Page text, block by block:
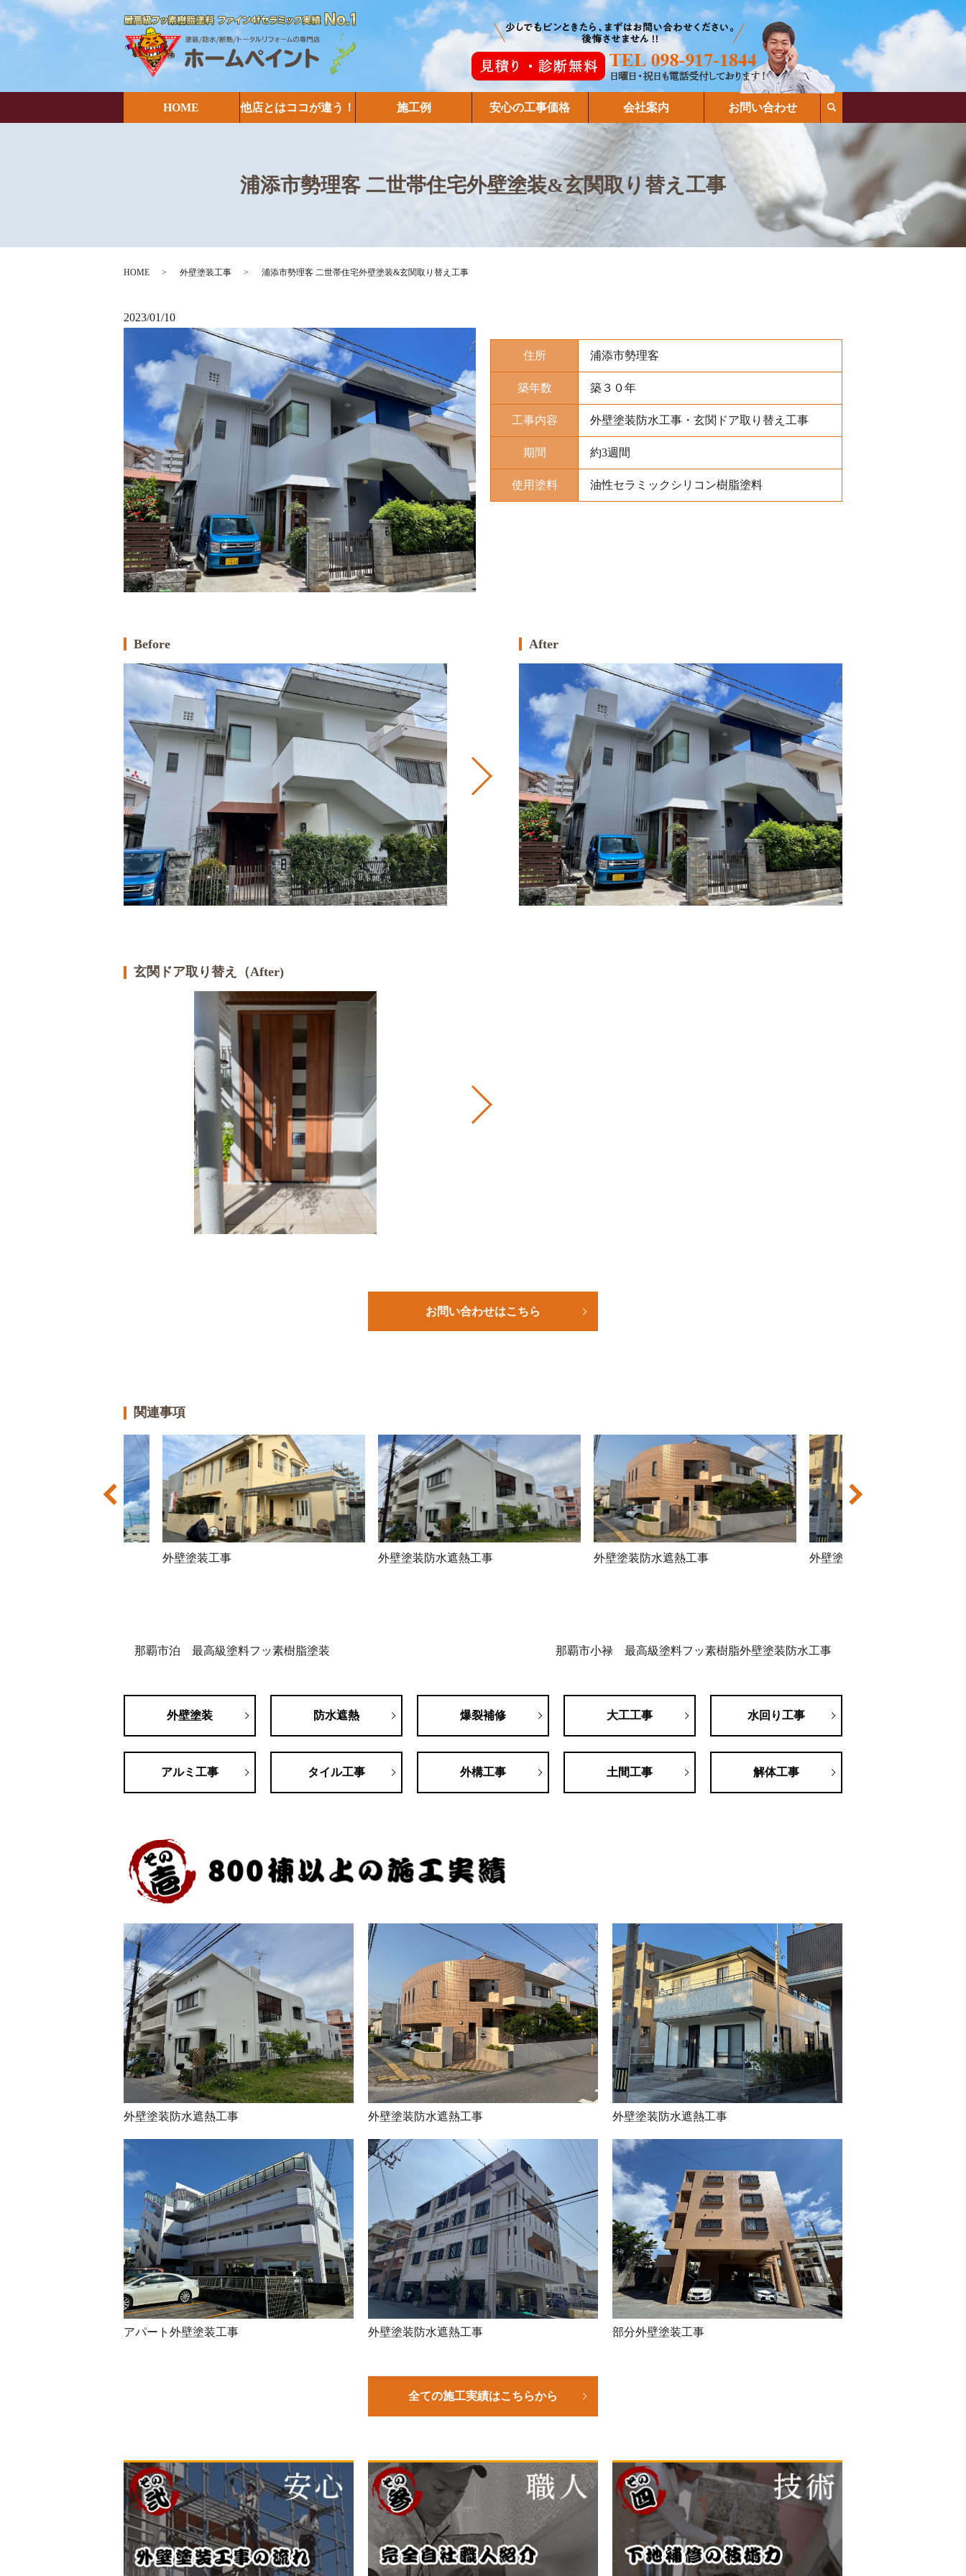
HOME 他店とはココが違う！ 施工例 安心の工事価格 会社案内 お問い合わせ
浦添市勢理客 二世帯住宅外壁塗装&玄関取り替え工事
HOME 外壁塗装工事 浦添市勢理客 二世帯住宅外壁塗装&玄関取り替え工事
2023/01/10
住所 浦添市勢理客
築年数 築３０年
工事内容 外壁塗装防水工事・玄関ドア取り替え工事
期間 約3週間
使用塗料 油性セラミックシリコン樹脂塗料
Before After
玄関ドア取り替え（After)
お問い合わせはこちら
関連事項
外壁塗装防水遮熱工事 外壁塗装防水遮熱工事 外壁塗装防水遮熱工事 アパート外壁塗装工事
那覇市泊 最高級塗料フッ素樹脂塗装 那覇市小禄 最高級塗料フッ素樹脂外壁塗装防水工事
外壁塗装 防水遮熱 爆裂補修 大工工事 水回り工事
アルミ工事 タイル工事 外構工事 土間工事 解体工事
外壁塗装防水遮熱工事 外壁塗装防水遮熱工事 外壁塗装防水遮熱工事
アパート外壁塗装工事 外壁塗装防水遮熱工事 部分外壁塗装工事
全ての施工実績はこちらから